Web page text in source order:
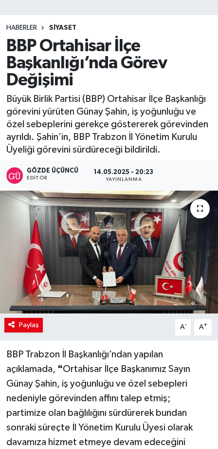
HABERLER SİYASET
BBP Ortahisar İlçe
Başkanlığı’nda Görev
Değişimi
Büyük Birlik Partisi (BBP) Ortahisar İlçe Başkanlığı
görevini yürüten Günay Şahin, iş yoğunluğu ve
özel sebeplerini gerekçe göstererek görevinden
ayrıldı. Şahin’in, BBP Trabzon İl Yönetim Kurulu
Üyeliği görevini sürdüreceği bildirildi.
GÖZDE ÜÇÜNCÜ
EDITÖR
14.05.2025 - 20:23
YAYINLANMA
Paylaş A- A+
BBP Trabzon İl Başkanlığı’ndan yapılan
açıklamada, ❝Ortahisar İlçe Başkanımız Sayın
Günay Şahin, iş yoğunluğu ve özel sebepleri
nedeniyle görevinden affını talep etmiş;
partimize olan bağlılığını sürdürerek bundan
sonraki süreçte İl Yönetim Kurulu Üyesi olarak
davamıza hizmet etmeye devam edeceğini
Teknoloji
TRABZON
Yaşam